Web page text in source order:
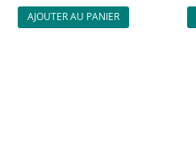
AJOUTER AU PANIER